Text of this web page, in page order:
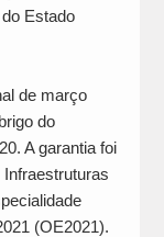
Estado
de março
do
A garantia foi
(OE2021).